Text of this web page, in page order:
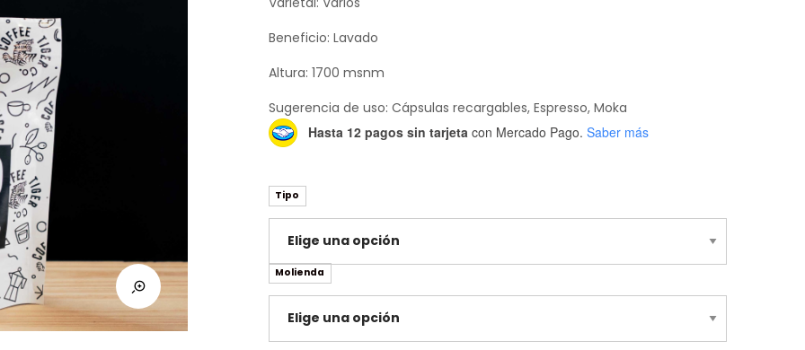
Beneficio: Lavado
Altura: 1700 msnm
Sugerencia de uso: Cápsulas recargables, Espresso, Moka
Hasta 12 pagos sin tarjeta con Mercado Pago. Saber más
Tipo
Molienda